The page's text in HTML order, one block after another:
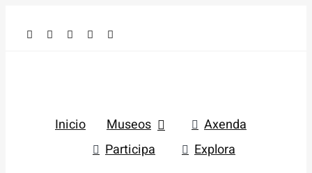
Inicio Museos
Axenda
Participa
Explora